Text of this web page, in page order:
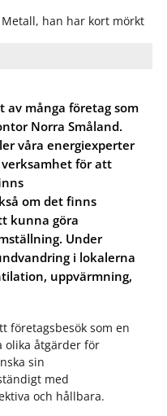
många företag som
Norra Småland.
våra energiexperter
för att
om det finns
kunna göra
Under
i lokalerna
uppvärmning,
företagsbesök som en
olika åtgärder för
sin
med
och hållbara.